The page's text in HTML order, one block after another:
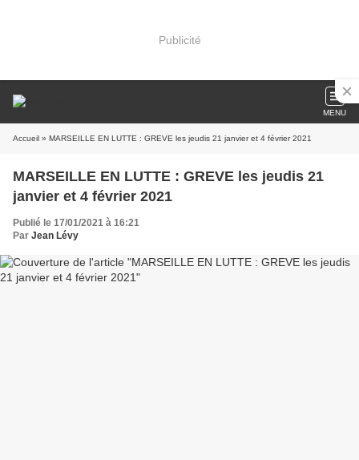
Publicité
MENU
Accueil » MARSEILLE EN LUTTE : GREVE les jeudis 21 janvier et 4 février 2021
MARSEILLE EN LUTTE : GREVE les jeudis 21
janvier et 4 février 2021
Publié le 17/01/2021 à 16:21
Par Jean Lévy